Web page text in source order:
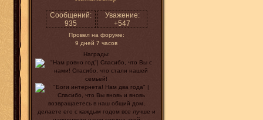
Сообщений:
935
Уважение:
+547
Провел на форуме:
9 дней 7 часов
Награды: